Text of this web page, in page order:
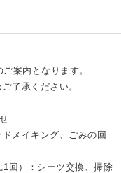
案内となります。
了承ください。
メイキング、ごみの回
回）：シーツ交換、掃除